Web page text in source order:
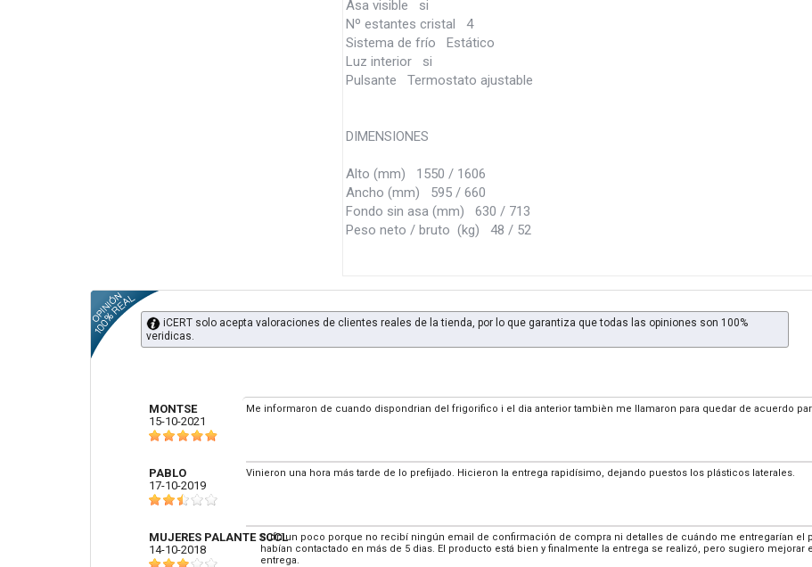
Asa visible si
Nº estantes cristal 4
Sistema de frío Estático
Luz interior si
Pulsante Termostato ajustable
DIMENSIONES
Alto (mm) 1550 / 1606
Ancho (mm) 595 / 660
Fondo sin asa (mm) 630 / 713
Peso neto / bruto (kg) 48 / 52
iCERT solo acepta valoraciones de clientes reales de la tienda, por lo que garantiza que todas las opiniones son 100%
veridicas.
MONTSE
15-10-2021
Me informaron de cuando dispondrian del frigorifico i el dia anterior tambièn me llamaron para quedar de acuerdo
PABLO
17-10-2019
Vinieron una hora más tarde de lo prefijado. Hicieron la entrega rapidísimo, dejando puestos los plásticos laterales.
MUJERES PALANTE SCCL
14-10-2018
Sufrí un poco porque no recibí ningún email de confirmación de compra ni detalles de cuándo me entregarían el
habían contactado en más de 5 dias. El producto está bien y finalmente la entrega se realizó, pero sugiero
entrega.